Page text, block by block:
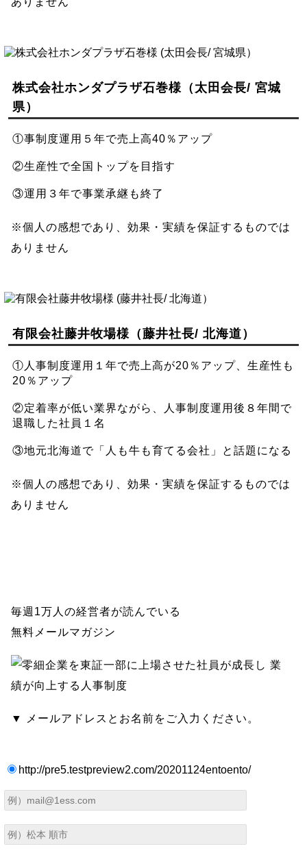
株式会社ホンダプラザ石巻様（太田会長/ 宮城
県）
①事制度運用５年で売上高40％アップ
②生産性で全国トップを目指す
③運用３年で事業承継も終了
※個人の感想であり、効果・実績を保証するものでは
ありません
有限会社藤井牧場様（藤井社長/ 北海道）
①人事制度運用１年で売上高が20％アップ、生産性も
20％アップ
②定着率が低い業界ながら、人事制度運用後８年間で
退職した社員１名
③地元北海道で「人も牛も育てる会社」と話題になる
※個人の感想であり、効果・実績を保証するものでは
ありません
毎週1万人の経営者が読んでいる
無料メールマガジン
▼ メールアドレスとお名前をご入力ください。
http://pre5.testpreview2.com/20201124entoento/